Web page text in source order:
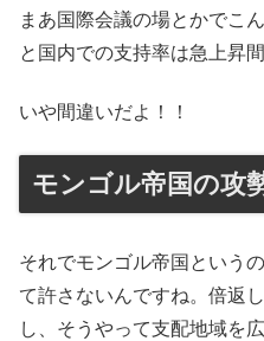
まあ国際会議の場とかでこ
と国内での支持率は急上昇間
いや間違いだよ！！
モンゴル帝国の攻
それでモンゴル帝国という
て許さないんですね。倍返
し、そうやって支配地域を